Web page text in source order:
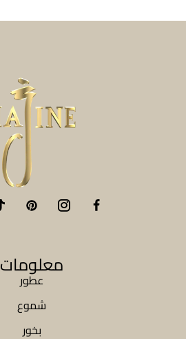
معلومات
عطور
شموع
بخور